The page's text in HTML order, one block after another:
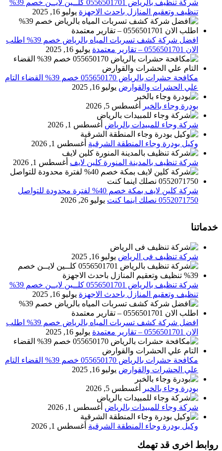
شركة تنظيف بالرياض 0556501701 كلــين لايــن خصم 39%
تنظيف وتعقيم المنازل باحدث الاجهزة يوليو 16, 2025
افضل شركة كشف تسربات المياه بالرياض خصم 39% اطلب
الان 0556501701‬‏ – تقارير معتمدة
يوليو 16, 2025
مكافحة حشرات بالرياض 055650170 خصم 39% القضاء التام
علي الحشرات والقوارض يوليو 16, 2025
بودرة وجاء بالخبر أغسطس 5, 2026
شركة وجاء للمبيدات بالرياض أغسطس 1, 2026
وكيل بودرة وجاء المنطقة الشرقية أغسطس 1, 2026
شركة تنظيف بالمدينة المنورة كلين لايف أغسطس 1, 2026
شركة كلين لايف بمكة خصم 40% لفترة محدودة للتواصل
0552071750 نصلك اينما كنت
يوليو 26, 2026
خدماتنا
شركة تنظيف فى الرياض يوليو 16, 2025
شركة تنظيف بالرياض 0556501701 كلــين لايــن خصم 39%
تنظيف وتعقيم المنازل باحدث الاجهزة يوليو 16, 2025
افضل شركة كشف تسربات المياه بالرياض خصم 39% اطلب
الان 0556501701‬‏ – تقارير معتمدة
يوليو 16, 2025
مكافحة حشرات بالرياض 055650170 خصم 39% القضاء التام
علي الحشرات والقوارض يوليو 16, 2025
بودرة وجاء بالخبر أغسطس 5, 2026
شركة وجاء للمبيدات بالرياض أغسطس 1, 2026
وكيل بودرة وجاء المنطقة الشرقية أغسطس 1, 2026
روابط اخرى قد تهمك